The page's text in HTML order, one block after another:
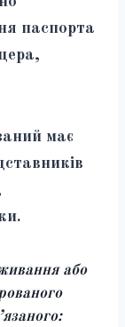
паспорта
має
або